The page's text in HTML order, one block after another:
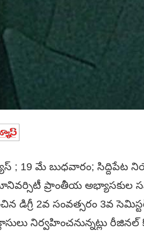
; 19 మే బుధవారం; సిద్దిపేట
ప్రాంతీయ అభ్యాసకుల
డిగ్రీ 2వ సంవత్సరం 3వ
నిర్వహించనున్నట్లు